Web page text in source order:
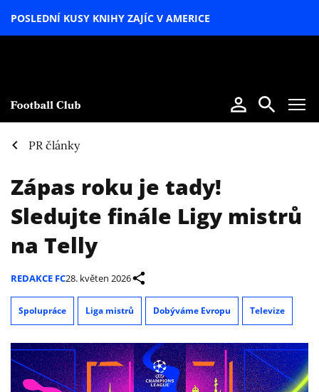
POSLEDNÍ KUSY KNIHY ZAJÍC V AMERICE
PR články
Zápas roku je tady!
Sledujte finále Ligy mistrů
na Telly
REDAKCE FC28. květen 2026
Spolupráce Liga mistrů Dobýváme Evropu Televize